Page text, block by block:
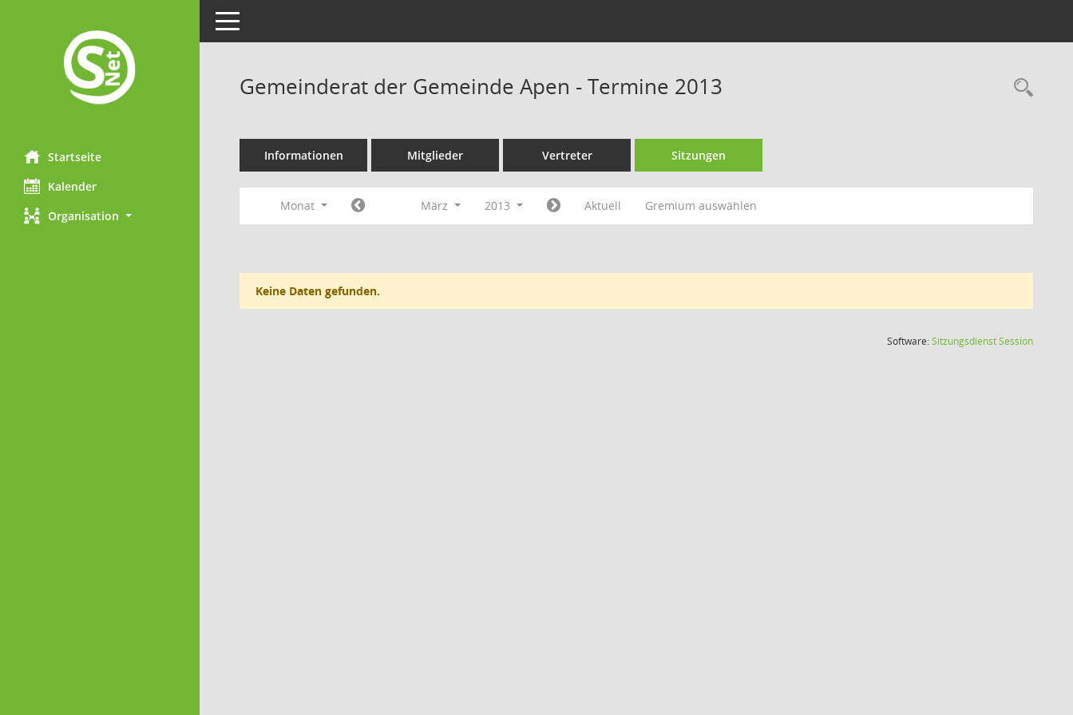
Startseite
Kalender
Organisation
Toggle navigation
Gemeinderat der Gemeinde Apen - Termine 2013
Informationen Mitglieder Vertreter Sitzungen
Monat März 2013 Aktuell Gremium auswählen
Keine Daten gefunden.
Software:SitzungsdienstSession(Wird in